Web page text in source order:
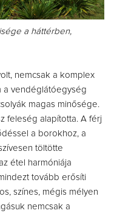
a háttérben,
nemcsak a komplex
a vendéglátóegység
magas minősége.
feleség alapította. A férj
a borokhoz, a
töltötte
étel harmóniája
tovább erősíti
színes, mégis mélyen
nemcsak a